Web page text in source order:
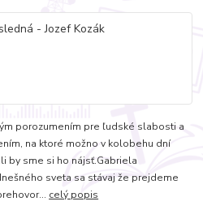
porozumením pre ľudské slabosti a
na ktoré možno v kolobehu dní
by sme si ho nájsť.Gabriela
sveta sa stávaj že prejdeme
celý popis